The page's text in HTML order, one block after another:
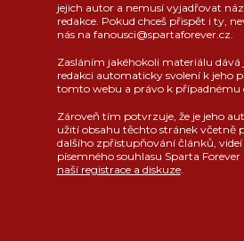
jejich autor a nemusí vyjadřovat
redakce. Pokud chceš přispět i ty,
nás na fanousci@spartaforever.cz.
Zasláním jakéhokoli materiálu dává
redakci automaticky svolení k jeho
tomto webu a právo k případnému
Zároveň tím potvrzuje, že je jeho
užití obsahu těchto stránek včetně
dalšího zpřístupňování článků,
písemného souhlasu Sparta Forever
naší registrace a diskuze.